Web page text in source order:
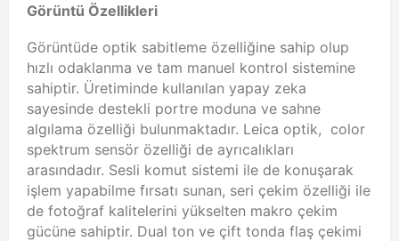
Görüntü Özellikleri
Görüntüde optik sabitleme özelliğine sahip olup
hızlı odaklanma ve tam manuel kontrol sistemine
sahiptir. Üretiminde kullanılan yapay zeka
sayesinde destekli portre moduna ve sahne
algılama özelliği bulunmaktadır. Leica optik, color
spektrum sensör özelliği de ayrıcalıkları
arasındadır. Sesli komut sistemi ile de konuşarak
işlem yapabilme fırsatı sunan, seri çekim özelliği ile
de fotoğraf kalitelerini yükselten makro çekim
gücüne sahiptir. Dual ton ve çift tonda flaş çekimi